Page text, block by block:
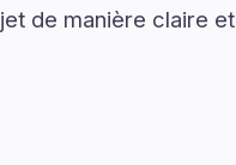
de manière claire et